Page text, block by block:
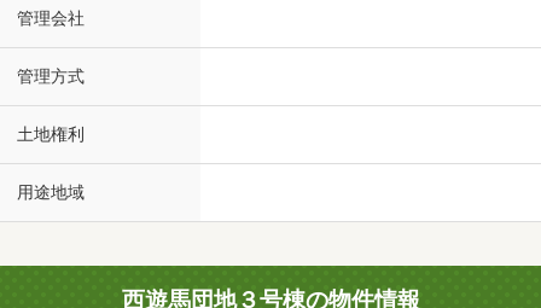
管理会社
管理方式
土地権利
用途地域
西遊馬団地３号棟の物件情報